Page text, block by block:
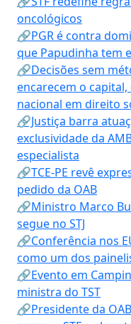
oncológicos
🔗PGR é contra
que Papudinha tem
🔗Decisões sem
encarecem o
nacional em direito
🔗Justiça barra
exclusividade da
especialista
🔗TCE-PE revê
pedido da OAB
🔗Ministro Marco
segue no STJ
🔗Conferência nos
como um dos
🔗Evento em
ministra do TST
🔗Presidente da